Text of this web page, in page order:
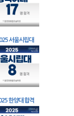
서울시립대
한양대 합격